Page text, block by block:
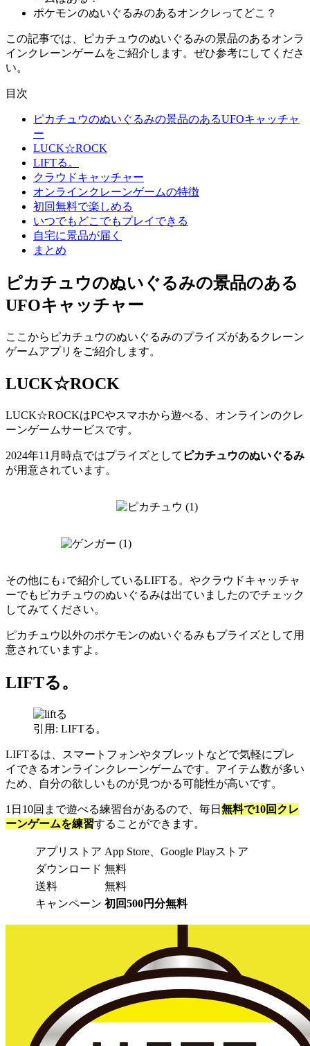
ポケモンのぬいぐるみのあるオンクレってどこ？
この記事では、ピカチュウのぬいぐるみの景品のあるオンラ
インクレーンゲームをご紹介します。ぜひ参考にしてくださ
い。
目次
ピカチュウのぬいぐるみの景品のあるUFOキャッチャ
ー
LUCK☆ROCK
LIFTる。
クラウドキャッチャー
オンラインクレーンゲームの特徴
初回無料で楽しめる
いつでもどこでもプレイできる
自宅に景品が届く
まとめ
ピカチュウのぬいぐるみの景品のある
UFOキャッチャー
ここからピカチュウのぬいぐるみのプライズがあるクレーン
ゲームアプリをご紹介します。
LUCK☆ROCK
LUCK☆ROCKはPCやスマホから遊べる、オンラインのクレ
ーンゲームサービスです。
2024年11月時点ではプライズとして ピカチュウのぬいぐるみ
が用意されています。
その他にも↓で紹介しているLIFTる。やクラウドキャッチャ
ーでもピカチュウのぬいぐるみは出ていましたのでチェック
してみてください。
ピカチュウ以外のポケモンのぬいぐるみもプライズとして用
意されていますよ。
LIFTる。
引用: LIFTる。
LIFTるは、スマートフォンやタブレットなどで気軽にプレ
イできるオンラインクレーンゲームです。アイテム数が多い
ため、自分の欲しいものが見つかる可能性が高いです。
1日10回まで遊べる練習台があるので、毎日 無料で10回クレ
ーンゲームを練習することができます。
アプリストア App Store、Google Playストア
ダウンロード 無料
送料
無料
キャンペーン 初回500円分無料